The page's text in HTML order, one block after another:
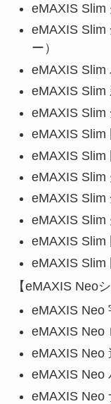
eMAXIS Slim
eMAXIS Slim
ー）
eMAXIS Slim
eMAXIS Slim
eMAXIS Slim
eMAXIS Slim
eMAXIS Slim
eMAXIS Slim
eMAXIS Slim
eMAXIS Slim
eMAXIS Slim
eMAXIS Slim
【eMAXIS Neo
eMAXIS Neo
eMAXIS Neo
eMAXIS Neo
eMAXIS Neo
eMAXIS Neo